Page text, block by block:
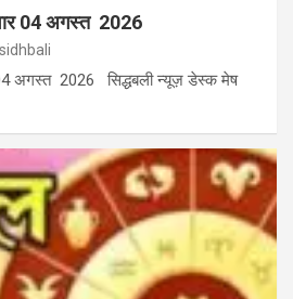
04 अगस्त 2026
अगस्त 2026 सिद्धबली न्यूज़ डेस्क मेष